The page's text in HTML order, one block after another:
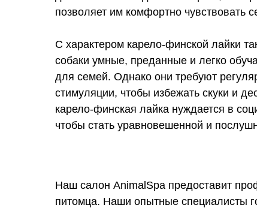
позволяет им комфортно чувствовать
С характером карело-финской лайки
собаки умные, преданные и легко
для семей. Однако они требуют
стимуляции, чтобы избежать скуки и
карело-финская лайка нуждается в
чтобы стать уравновешенной и
Наш салон AnimalSpa предоставит
питомца. Наши опытные специалисты